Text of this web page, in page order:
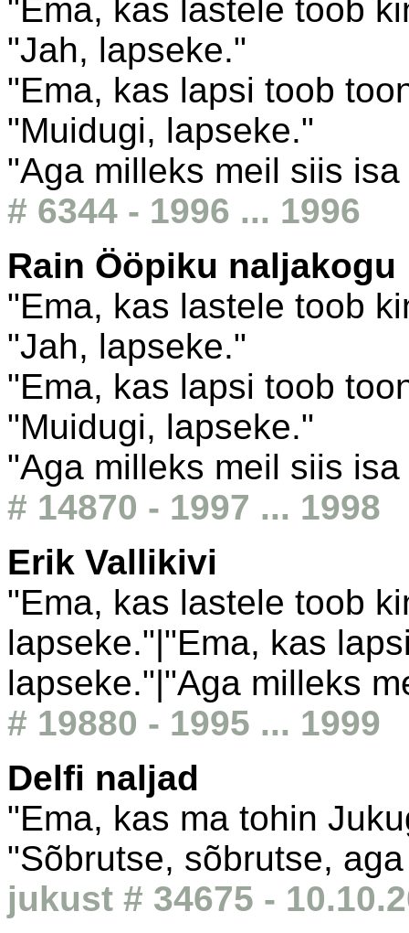
"Ema, kas lastele toob
"Jah, lapseke."
"Ema, kas lapsi toob
"Muidugi, lapseke."
"Aga milleks meil siis
# 6344 - 1996 ... 1996
Rain Ööpiku naljakogu
"Ema, kas lastele toob
"Jah, lapseke."
"Ema, kas lapsi toob
"Muidugi, lapseke."
"Aga milleks meil siis
# 14870 - 1997 ... 1998
Erik Vallikivi
"Ema, kas lastele toob
lapseke."|"Ema, kas
lapseke."|"Aga milleks
# 19880 - 1995 ... 1999
Delfi naljad
"Ema, kas ma tohin
"Sõbrutse, sõbrutse,
jukust # 34675 -